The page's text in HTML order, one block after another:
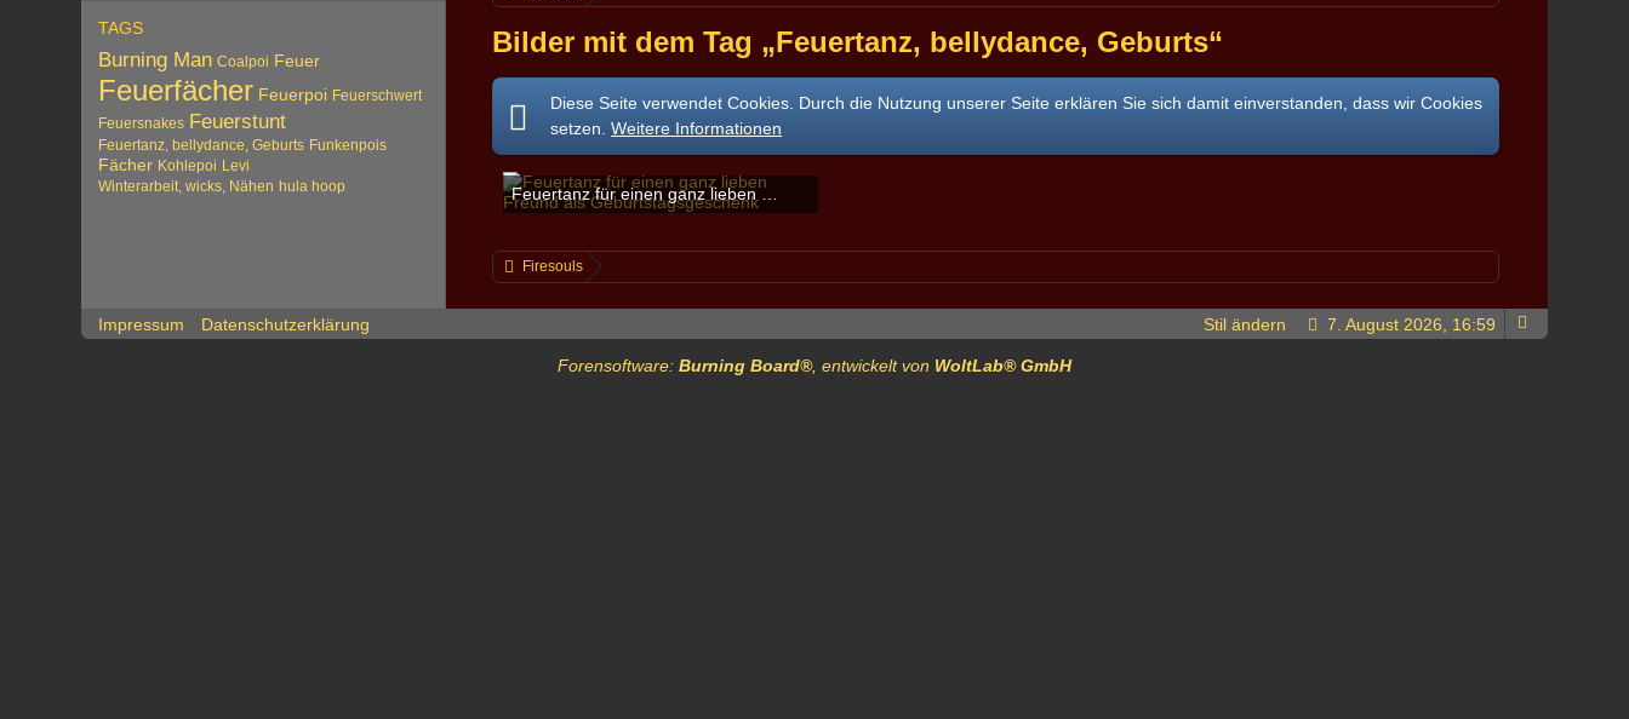
TAGS
Burning Man Coalpoi Feuer
Feuerfächer Feuerpoi Feuerschwert
Feuersnakes Feuerstunt
Feuertanz, bellydance, Geburts Funkenpois
Fächer Kohlepoi Levi
Winterarbeit, wicks, Nähen hula hoop
Bilder mit dem Tag „Feuertanz, bellydance, Geburts“
Diese Seite verwendet Cookies. Durch die Nutzung unserer Seite erklären Sie sich damit einverstanden, dass wir Cookies
setzen.Weitere Informationen
Feuertanz für einen ganz lieben Freund als Geburtstagsgeschenk
shazadimona-5. Juni 2018
Firesouls
Impressum Datenschutzerklärung 7. August 2026, 16:59
Stil ändern
Forensoftware: Burning Board®, entwickelt von WoltLab® GmbH